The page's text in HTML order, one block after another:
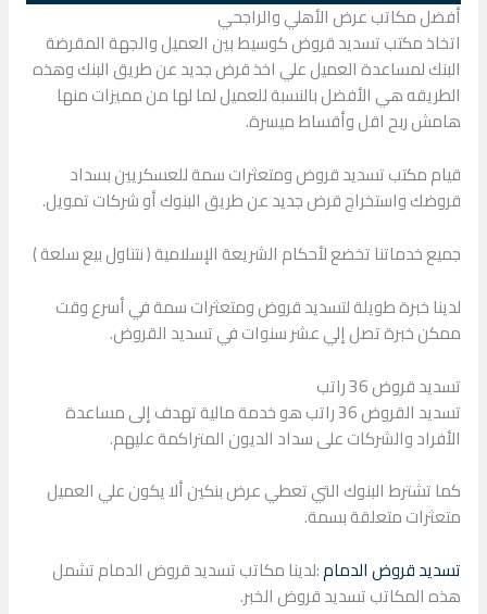
أفضل مكاتب عرض الأهلي والراجحي
اتخاذ مكتب تسديد قروض كوسيط بين العميل والجهة المقرضة
البنك لمساعدة العميل علي اخذ قرض جديد عن طريق البنك وهذه
الطريقه هي الأفضل بالنسبة للعميل لما لها من مميزات منها
هامش ربح اقل وأقساط ميسرة.
قيام مكتب تسديد قروض ومتعثرات سمة للعسكريين بسداد
قروضك واستخراج قرض جديد عن طريق البنوك أو شركات تمويل.
جميع خدماتنا تخضع لأحكام الشريعة الإسلامية ( نتناول بيع سلعة )
لدينا خبرة طويلة لتسديد قروض ومتعثرات سمة في أسرع وقت
ممكن خبرة تصل إلي عشر سنوات في تسديد القروض.
تسديد قروض 36 راتب
تسديد القروض 36 راتب هو خدمة مالية تهدف إلى مساعدة
الأفراد والشركات على سداد الديون المتراكمة عليهم.
كما تشترط البنوك التي تعطي عرض بنكين ألا يكون علي العميل
متعثرات متعلقة بسمة.
تسديد قروض الدمام:لدينا مكاتب تسديد قروض الدمام تشمل
هذه المكاتب تسديد قروض الخبر.